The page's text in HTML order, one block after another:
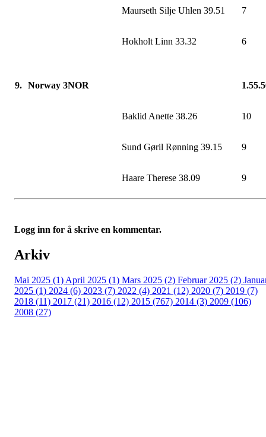
Maurseth Silje Uhlen 39.51 7
Hokholt Linn 33.32 6
9. Norway 3NOR
Baklid Anette 38.26 10
Sund Gøril Rønning 39.15 9
Haare Therese 38.09 9
Logg inn for å skrive en kommentar.
Arkiv
Mai 2025 (1) April 2025 (1) Mars 2025 (2) Februar 2025 (2)
2025 (1) 2024 (6) 2023 (7) 2022 (4) 2021 (12) 2020 (7) 2019 (7)
2018 (11) 2017 (21) 2016 (12) 2015 (767) 2014 (3) 2009 (106)
2008 (27)